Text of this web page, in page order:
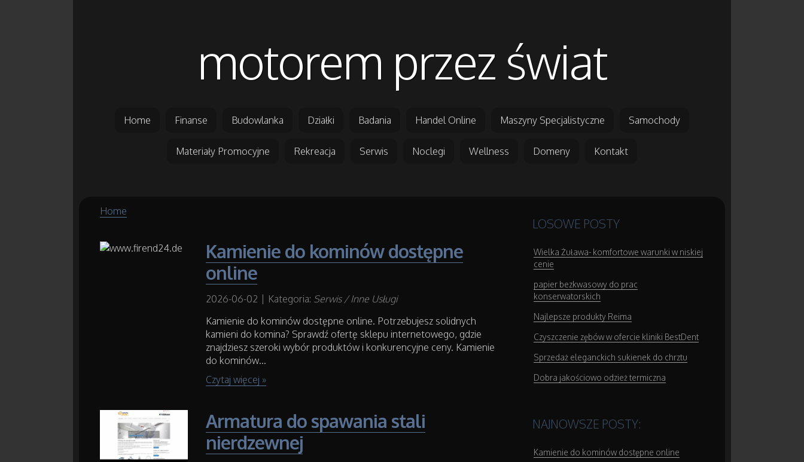
motorem przez świat
Home Finanse Budowlanka Działki Badania Handel Online Maszyny Specjalistyczne Samochody
Materiały Promocyjne Rekreacja Serwis Noclegi Wellness Domeny Kontakt
Home
Kamienie do kominów dostępne
online
2026-06-02 Kategoria: Serwis / Inne Usługi
Kamienie do kominów dostępne online. Potrzebujesz solidnych
kamieni do komina? Sprawdź ofertę sklepu internetowego, gdzie
znajdziesz szeroki wybór produktów i konkurencyjne ceny. Kamienie
do kominów...
Czytaj więcej »
Armatura do spawania stali
nierdzewnej
LOSOWE POSTY
Wielka Żuława- komfortowe warunki w niskiej
cenie
papier bezkwasowy do prac
konserwatorskich
Najlepsze produkty Reima
Czyszczenie zębów w ofercie kliniki BestDent
Sprzedaż eleganckich sukienek do chrztu
Dobra jakościowo odzież termiczna
NAJNOWSZE POSTY:
Kamienie do kominów dostępne online